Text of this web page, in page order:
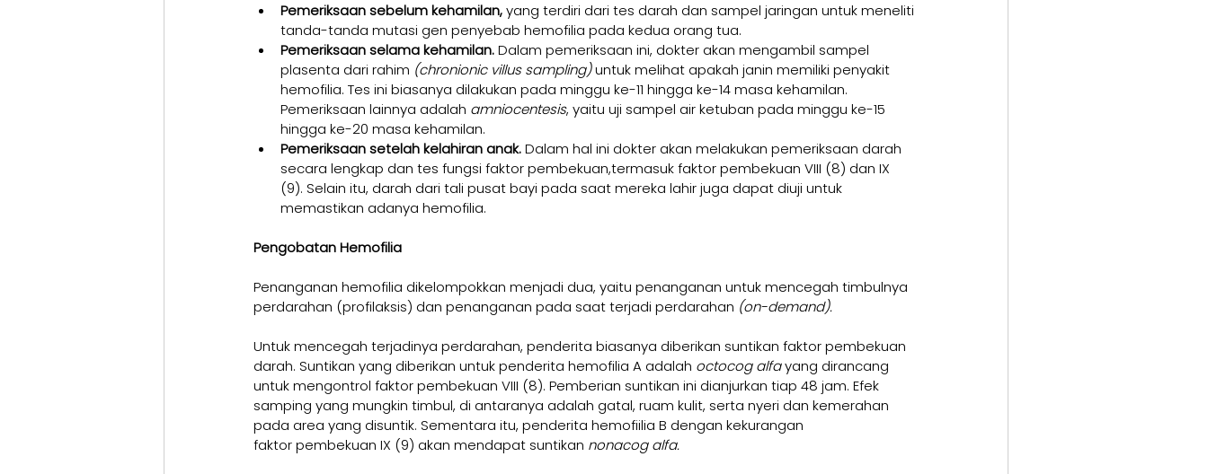
Pemeriksaan sebelum kehamilan, yang terdiri dari tes darah dan sampel jaringan untuk meneliti
tanda-tanda mutasi gen penyebab hemofilia pada kedua orang tua.
Pemeriksaan selama kehamilan. Dalam pemeriksaan ini, dokter akan mengambil sampel
plasenta dari rahim (chronionic villus sampling) untuk melihat apakah janin memiliki penyakit
hemofilia. Tes ini biasanya dilakukan pada minggu ke-11 hingga ke-14 masa kehamilan.
Pemeriksaan lainnya adalah amniocentesis, yaitu uji sampel air ketuban pada minggu ke-15
hingga ke-20 masa kehamilan.
Pemeriksaan setelah kelahiran anak. Dalam hal ini dokter akan melakukan pemeriksaan darah
secara lengkap dan tes fungsi faktor pembekuan,termasuk faktor pembekuan VIII (8) dan IX
(9). Selain itu, darah dari tali pusat bayi pada saat mereka lahir juga dapat diuji untuk
memastikan adanya hemofilia.
Pengobatan Hemofilia
Penanganan hemofilia dikelompokkan menjadi dua, yaitu penanganan untuk mencegah timbulnya
perdarahan (profilaksis) dan penanganan pada saat terjadi perdarahan (on-demand).
Untuk mencegah terjadinya perdarahan, penderita biasanya diberikan suntikan faktor pembekuan
darah. Suntikan yang diberikan untuk penderita hemofilia A adalah octocog alfa yang dirancang
untuk mengontrol faktor pembekuan VIII (8). Pemberian suntikan ini dianjurkan tiap 48 jam. Efek
samping yang mungkin timbul, di antaranya adalah gatal, ruam kulit, serta nyeri dan kemerahan
pada area yang disuntik. Sementara itu, penderita hemofiilia B dengan kekurangan
faktor pembekuan IX (9) akan mendapat suntikan nonacog alfa.